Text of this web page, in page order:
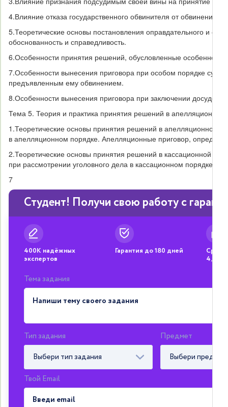
4.Влияние отказа государственного обвинителя от обвинения
5.Теоретические основы постановления оправдательного и
обоснованность и справедливость.
6.Особенности принятия решений, обусловленные
7.Особенности вынесения приговора при особом порядке
предъявленным ему обвинением.
8.Особенности вынесения приговора при заключении
Тема 5. Теория и практика принятия решений в
1.Теоретические основы принятия решений в апелляционной
в апелляционном порядке. Апелляционные приговор,
2.Теоретические основы принятия решений в кассационной
при рассмотрении уголовного дела в кассационном порядке.
7
Студент! Получи свою работу с
400К надёжных
экспертов
Гарантия до 180 дней
4,8
Тема задания
Тип задания
Выбери тип задания
Предмет
Выбери предмет
Твой Email